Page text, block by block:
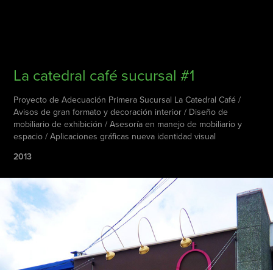
La catedral café sucursal #1
Proyecto de Adecuación Primera Sucursal La Catedral Café /
Avisos de gran formato y decoración interior / Diseño de
mobiliario de exhibición / Asesoría en manejo de mobiliario y
espacio / Aplicaciones gráficas nueva identidad visual
2013